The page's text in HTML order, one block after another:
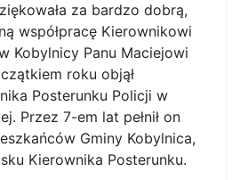
za bardzo dobrą,
współpracę Kierownikowi
Kobylnicy Panu Maciejowi
roku objął
Posterunku Policji w
Przez 7-em lat pełnił on
Gminy Kobylnica,
Kierownika Posterunku.